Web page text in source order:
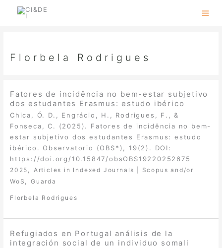
Florbela Rodrigues
Fatores de incidência no bem-estar subjetivo
dos estudantes Erasmus: estudo ibérico
Chica, Ó. D., Engrácio, H., Rodrigues, F., &
Fonseca, C. (2025). Fatores de incidência no bem-
estar subjetivo dos estudantes Erasmus: estudo
ibérico. Observatorio (OBS*), 19(2). DOI:
https://doi.org/10.15847/obsOBS19220252675
2025
Articles in Indexed Journals | Scopus and/or
WoS
,Guarda
Florbela Rodrigues
Refugiados en Portugal análisis de la
integración social de un individuo somali